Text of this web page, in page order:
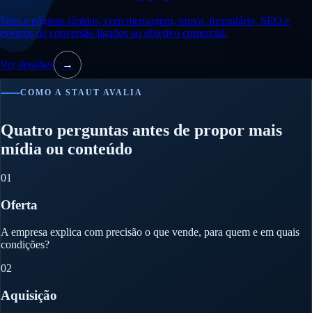
Sites e páginas rápidas, com mensagem, prova, formulário, SEO e
eventos de conversão ligados ao objetivo comercial.
Ver detalhes →
COMO A STAUT AVALIA
Quatro perguntas antes de propor mais
mídia ou conteúdo
01
Oferta
A empresa explica com precisão o que vende, para quem e em quais
condições?
02
Aquisição